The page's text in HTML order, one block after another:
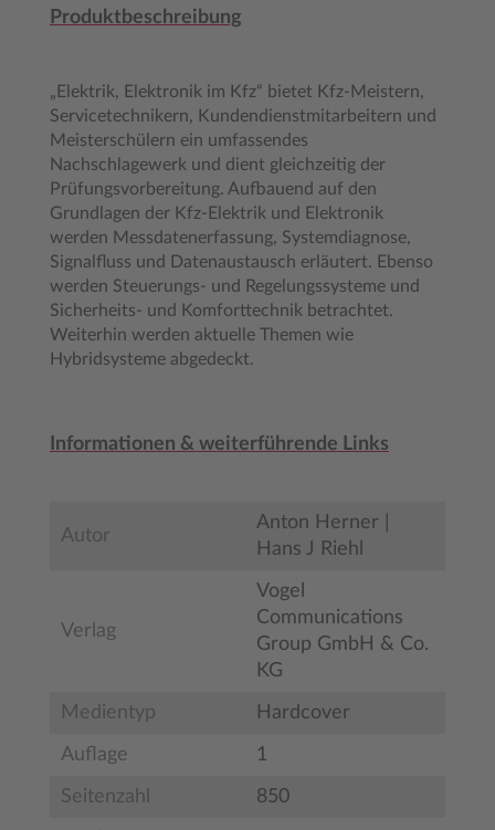
Produktbeschreibung
„Elektrik, Elektronik im Kfz“ bietet Kfz-Meistern,
Servicetechnikern, Kundendienstmitarbeitern und
Meisterschülern ein umfassendes
Nachschlagewerk und dient gleichzeitig der
Prüfungsvorbereitung. Aufbauend auf den
Grundlagen der Kfz-Elektrik und Elektronik
werden Messdatenerfassung, Systemdiagnose,
Signalfluss und Datenaustausch erläutert. Ebenso
werden Steuerungs- und Regelungssysteme und
Sicherheits- und Komforttechnik betrachtet.
Weiterhin werden aktuelle Themen wie
Hybridsysteme abgedeckt.
Informationen & weiterführende Links
Autor
Anton Herner |
Hans J Riehl
Verlag
Vogel
Communications
Group GmbH & Co.
KG
Medientyp Hardcover
Auflage 1
Seitenzahl 850